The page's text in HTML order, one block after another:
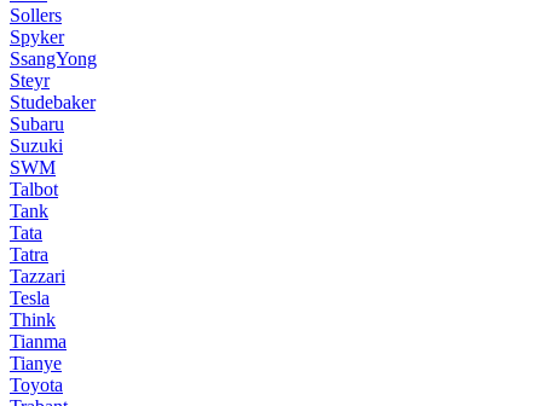
Sollers
Spyker
SsangYong
Steyr
Studebaker
Subaru
Suzuki
SWM
Talbot
Tank
Tata
Tatra
Tazzari
Tesla
Think
Tianma
Tianye
Toyota